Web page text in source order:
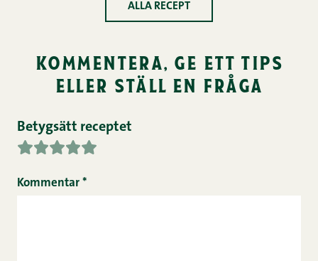
ALLA RECEPT
kommentera, ge ett tips
eller ställ en fråga
Betygsätt receptet
Kommentar *